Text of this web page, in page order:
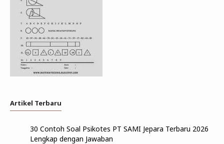
Artikel Terbaru
30 Contoh Soal Psikotes PT SAMI Jepara Terbaru 2026
Lengkap dengan Jawaban